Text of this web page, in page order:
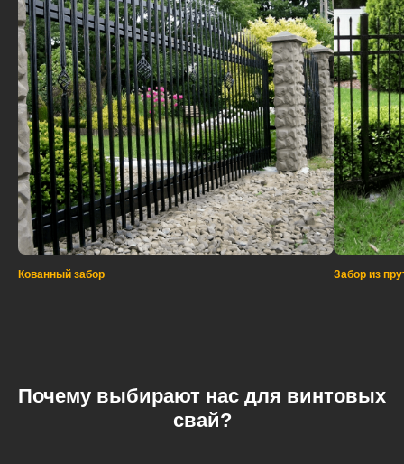
Кованный забор Забор из
Почему выбирают нас для винтовых
свай?